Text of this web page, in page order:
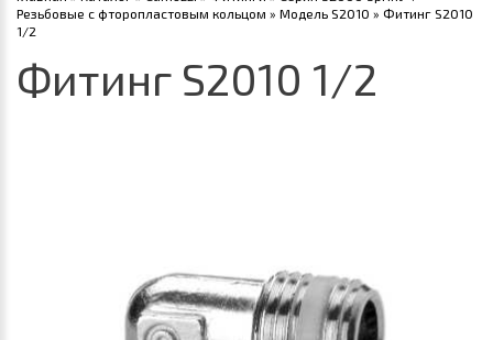
Резьбовые c фторопластовым кольцом » Модель S2010 » Фитинг S2010
1/2
Фитинг S2010 1/2